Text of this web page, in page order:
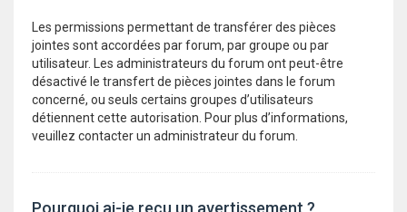
Les permissions permettant de transférer des pièces
jointes sont accordées par forum, par groupe ou par
utilisateur. Les administrateurs du forum ont peut-être
désactivé le transfert de pièces jointes dans le forum
concerné, ou seuls certains groupes d’utilisateurs
détiennent cette autorisation. Pour plus d’informations,
veuillez contacter un administrateur du forum.
Pourquoi ai-je reçu un avertissement ?